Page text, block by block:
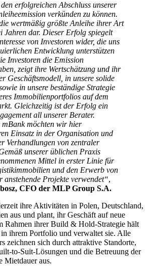
erfolgreichen Abschluss unserer
verkünden zu können.
wertmäßig größte Anleihe ihrer Art
Jahren dar. Dieser Erfolg spiegelt
von Investoren wider, die uns
Entwicklung unterstützen
Investoren die Emission
zeigt ihre Wertschätzung und ihr
Geschäftsmodell, in unsere solide
in unsere beständige Strategie
Immobilienportfolios auf dem
Gleichzeitig ist der Erfolg ein
all unserer Berater.
mBank möchten wir hier
Einsatz in der Organisation und
Verhandlungen von zentraler
unserer üblichen Praxis
Mittel in erster Linie für
und den Erwerb von
anstehende Projekte verwendet“,
CFO der MLP Group S.A.
ihre Aktivitäten in Polen, Deutschland,
aus und plant, ihr Geschäft auf neue
Rahmen ihrer Build & Hold-Strategie hält
in ihrem Portfolio und verwaltet sie. Alle
zeichnen sich durch attraktive Standorte,
to-Suit-Lösungen und die Betreuung der
Mietdauer aus.